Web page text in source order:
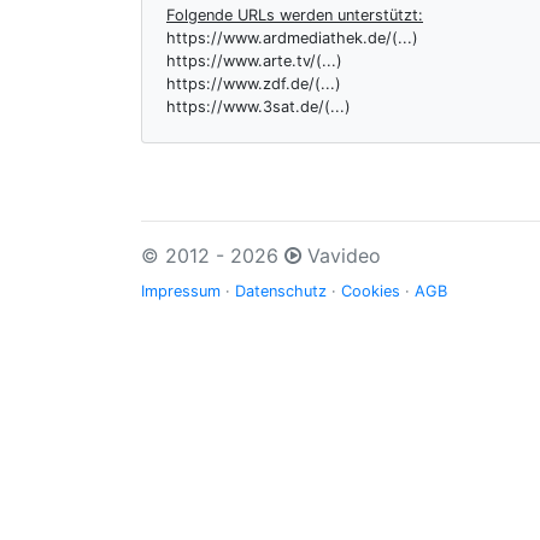
Folgende URLs werden unterstützt:
https://www.ardmediathek.de/(...)
https://www.arte.tv/(...)
https://www.zdf.de/(...)
https://www.3sat.de/(...)
© 2012 - 2026 Vavideo
Impressum · Datenschutz · Cookies · AGB